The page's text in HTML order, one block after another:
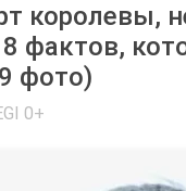
королевы,
8 фактов,
фото)
0+